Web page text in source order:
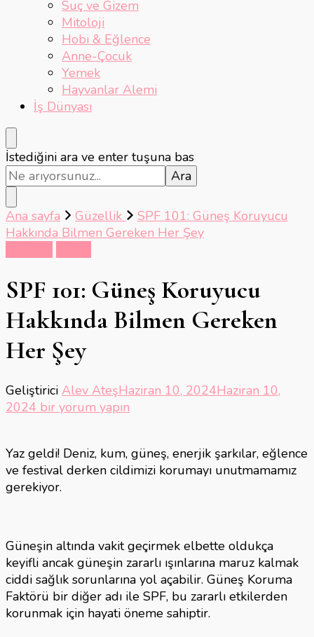
Suç ve Gizem
Mitoloji
Hobi & Eğlence
Anne-Çocuk
Yemek
Hayvanlar Alemi
İş Dünyası
Bir
şey
mi
arıyorsunuz?
İstediğini ara ve enter tuşuna bas
Ana sayfa Güzellik
SPF 101: Güneş Koruyucu
Hakkında Bilmen Gereken Her Şey
SPF 101: Güneş Koruyucu
Hakkında Bilmen Gereken
Her Şey
Geliştirici Alev AteşHaziran 10, 2024Haziran 10,
2024 SPF
Koruyucu
Hakkında
Bilmen
Şey
için
bir yorum yapın
Yaz geldi! Deniz, kum, güneş, enerjik şarkılar, eğlence
ve festival derken cildimizi korumayı unutmamamız
gerekiyor.
Güneşin altında vakit geçirmek elbette oldukça
keyifli ancak güneşin zararlı ışınlarına maruz kalmak
ciddi sağlık sorunlarına yol açabilir. Güneş Koruma
Faktörü bir diğer adı ile SPF, bu zararlı etkilerden
korunmak için hayati öneme sahiptir.